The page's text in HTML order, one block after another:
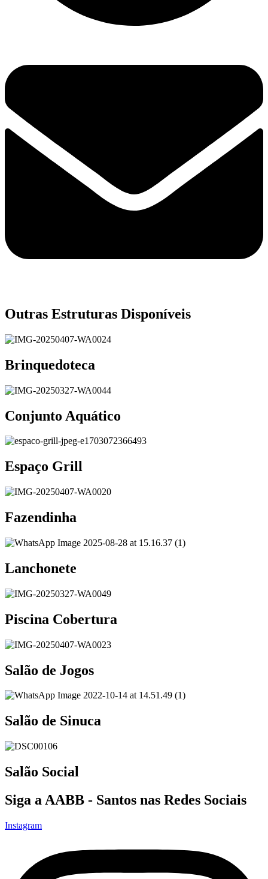
Outras Estruturas Disponíveis
Brinquedoteca
Conjunto Aquático
Espaço Grill
Fazendinha
Lanchonete
Piscina Cobertura
Salão de Jogos
Salão de Sinuca
Salão Social
Siga a AABB - Santos nas Redes Sociais
Instagram